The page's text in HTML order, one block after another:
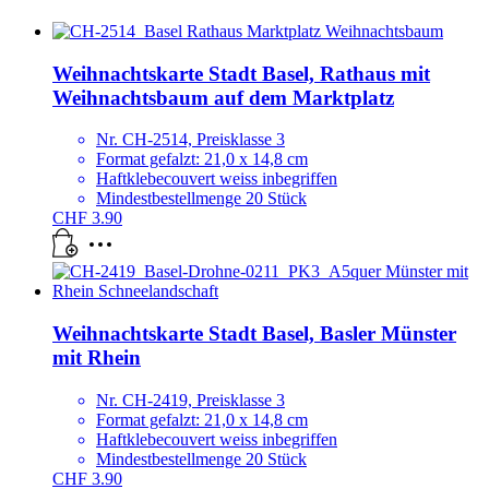
Weihnachtskarte Stadt Basel, Rathaus mit
Weihnachtsbaum auf dem Marktplatz
Nr. CH-2514, Preisklasse 3
Format gefalzt: 21,0 x 14,8 cm
Haftklebecouvert weiss inbegriffen
Mindestbestellmenge 20 Stück
CHF 3.90
Weihnachtskarte Stadt Basel, Basler Münster
mit Rhein
Nr. CH-2419, Preisklasse 3
Format gefalzt: 21,0 x 14,8 cm
Haftklebecouvert weiss inbegriffen
Mindestbestellmenge 20 Stück
CHF 3.90